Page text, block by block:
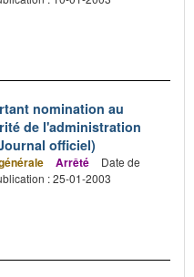
nomination au
de l'administration
officiel)
Arrêté
Date de
: 25-01-2003